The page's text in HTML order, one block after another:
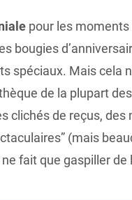
pour les moments
bougies
spéciaux. Mais cela
de la plupart
clichés de reçus, des
(mais
fait que gaspiller de